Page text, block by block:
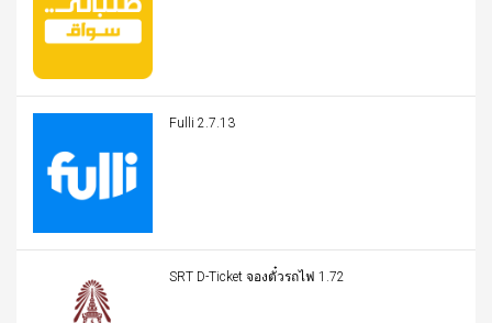
Fulli 2.7.13
SRT D-Ticket จองตั๋วรถไฟ 1.72